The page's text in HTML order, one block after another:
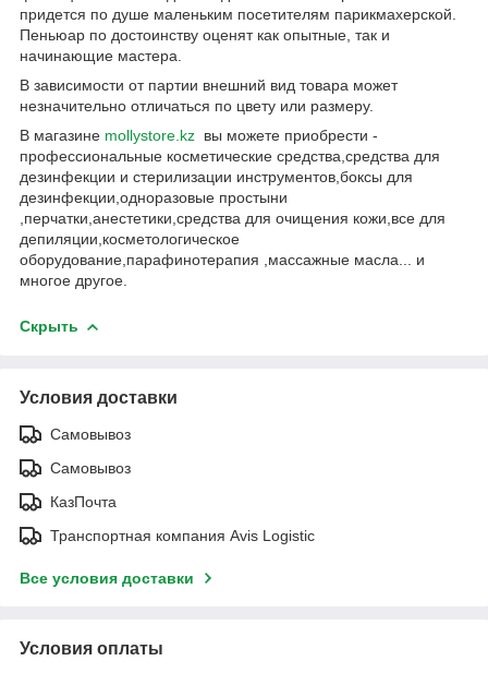
придется по душе маленьким посетителям парикмахерской.
Пеньюар по достоинству оценят как опытные, так и
начинающие мастера.
В зависимости от партии внешний вид товара может
незначительно отличаться по цвету или размеру.
В магазине mollystore.kz вы можете приобрести -
профессиональные косметические средства,средства для
дезинфекции и стерилизации инструментов,боксы для
дезинфекции,одноразовые простыни
,перчатки,анестетики,средства для очищения кожи,все для
депиляции,косметологическое
оборудование,парафинотерапия ,массажные масла... и
многое другое.
Скрыть
Условия доставки
Самовывоз
Самовывоз
КазПочта
Транспортная компания Avis Logistic
Все условия доставки
Условия оплаты